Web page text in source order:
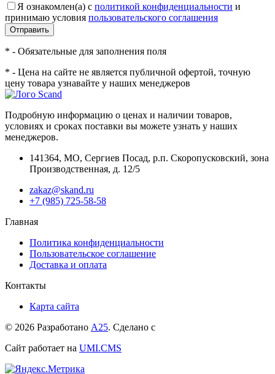
Я ознакомлен(а) с политикой конфиденциальности и
принимаю условия пользовательского соглашения
Отправить
* - Обязательные для заполнения поля
* - Цена на сайте не является публичной офертой, точную
цену товара узнавайте у наших менеджеров
Подробную информацию о ценах и наличии товаров,
условиях и сроках поставки вы можете узнать у наших
менеджеров.
141364, МО, Сергиев Посад, р.п. Скоропусковский, зона
Производственная, д. 12/5
zakaz@skand.ru
+7 (985) 725-58-58
Главная
Политика конфиденциальности
Пользовательское соглашение
Доставка и оплата
Контакты
Карта сайта
© 2026 Разработано А25. Сделано с
Сайт работает на UMI.CMS